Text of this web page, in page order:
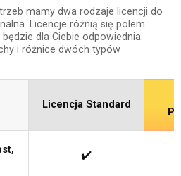
mamy dwa rodzaje licencji do
Licencje różnią się polem
dla Ciebie odpowiednia.
i różnice dwóch typów
Licencja Standard
✔️